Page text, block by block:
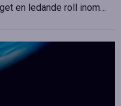
en ledande roll inom…